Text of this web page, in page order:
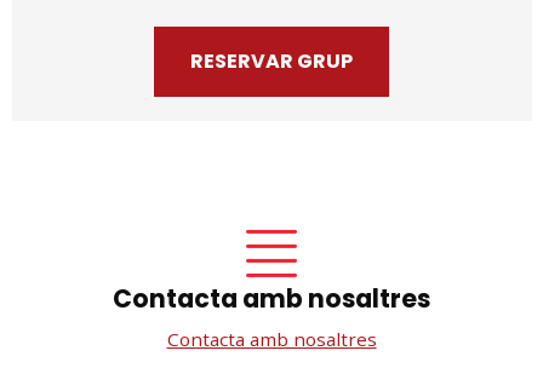
RESERVAR GRUP
Contacta amb nosaltres
Contacta amb nosaltres